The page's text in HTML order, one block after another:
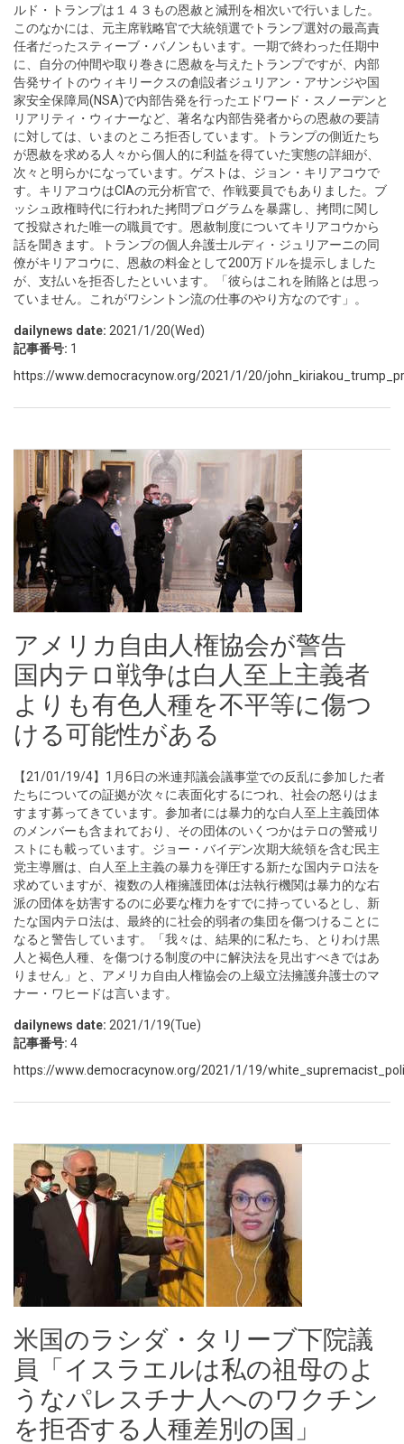
ルド・トランプは１４３もの恩赦と減刑を相次いで行いました。
このなかには、元主席戦略官で大統領選でトランプ選対の最高責
任者だったスティーブ・バノンもいます。一期で終わった任期中
に、自分の仲間や取り巻きに恩赦を与えたトランプですが、内部
告発サイトのウィキリークスの創設者ジュリアン・アサンジや国
家安全保障局(NSA)で内部告発を行ったエドワード・スノーデンと
リアリティ・ウィナーなど、著名な内部告発者からの恩赦の要請
に対しては、いまのところ拒否しています。トランプの側近たち
が恩赦を求める人々から個人的に利益を得ていた実態の詳細が、
次々と明らかになっています。ゲストは、ジョン・キリアコウで
す。キリアコウはCIAの元分析官で、作戦要員でもありました。ブ
ッシュ政権時代に行われた拷問プログラムを暴露し、拷問に関し
て投獄された唯一の職員です。恩赦制度についてキリアコウから
話を聞きます。トランプの個人弁護士ルディ・ジュリアーニの同
僚がキリアコウに、恩赦の料金として200万ドルを提示しました
が、支払いを拒否したといいます。「彼らはこれを賄賂とは思っ
ていません。これがワシントン流の仕事のやり方なのです」。
dailynews date: 2021/1/20(Wed)
記事番号: 1
https://www.democracynow.org/2021/1/20/
アメリカ自由人権協会が警告
国内テロ戦争は白人至上主義者
よりも有色人種を不平等に傷つ
ける可能性がある
【21/01/19/4】1月6日の米連邦議会議事堂での反乱に参加した者
たちについての証拠が次々に表面化するにつれ、社会の怒りはま
すます募ってきています。参加者には暴力的な白人至上主義団体
のメンバーも含まれており、その団体のいくつかはテロの警戒リ
ストにも載っています。ジョー・バイデン次期大統領を含む民主
党主導層は、白人至上主義の暴力を弾圧する新たな国内テロ法を
求めていますが、複数の人権擁護団体は法執行機関は暴力的な右
派の団体を妨害するのに必要な権力をすでに持っているとし、新
たな国内テロ法は、最終的に社会的弱者の集団を傷つけることに
なると警告しています。「我々は、結果的に私たち、とりわけ黒
人と褐色人種、を傷つける制度の中に解決法を見出すべきではあ
りません」と、アメリカ自由人権協会の上級立法擁護弁護士のマ
ナー・ワヒードは言います。
dailynews date: 2021/1/19(Tue)
記事番号: 4
https://www.democracynow.org/2021/1/19/
米国のラシダ・タリーブ下院議
員「イスラエルは私の祖母のよ
うなパレスチナ人へのワクチン
を拒否する人種差別の国」